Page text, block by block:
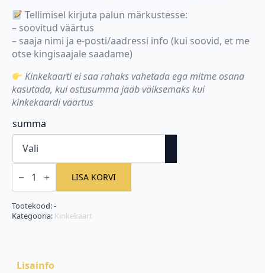
Tellimisel kirjuta palun märkustesse:
– soovitud väärtus
– saaja nimi ja e-posti/aadressi info (kui soovid, et me
otse kingisaajale saadame)
Kinkekaarti ei saa rahaks vahetada ega mitme osana
kasutada, kui ostusumma jääb väiksemaks kui
kinkekaardi väärtus
summa
KINKEKAART
igaks
tähtpäevaks
kogus
LISA KORVI
Tootekood:-
Kategooria: Kinkekaart
Lisainfo